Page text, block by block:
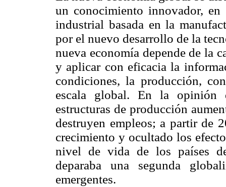
un conocimiento innovador,
industrial basada en la
por el nuevo desarrollo de la
nueva economía depende de la
y aplicar con eficacia la
condiciones, la producción,
escala global. En la
estructuras de producción
destruyen empleos; a partir de
crecimiento y ocultado los
nivel de vida de los países
deparaba una segunda
emergentes.